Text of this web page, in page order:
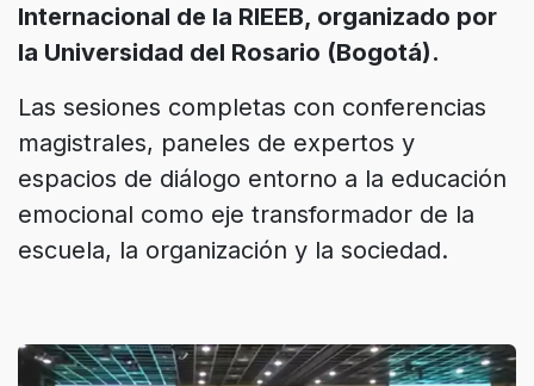
Internacional de la RIEEB, organizado por
la Universidad del Rosario (Bogotá).
Las sesiones completas con conferencias
magistrales, paneles de expertos y
espacios de diálogo entorno a la educación
emocional como eje transformador de la
escuela, la organización y la sociedad.